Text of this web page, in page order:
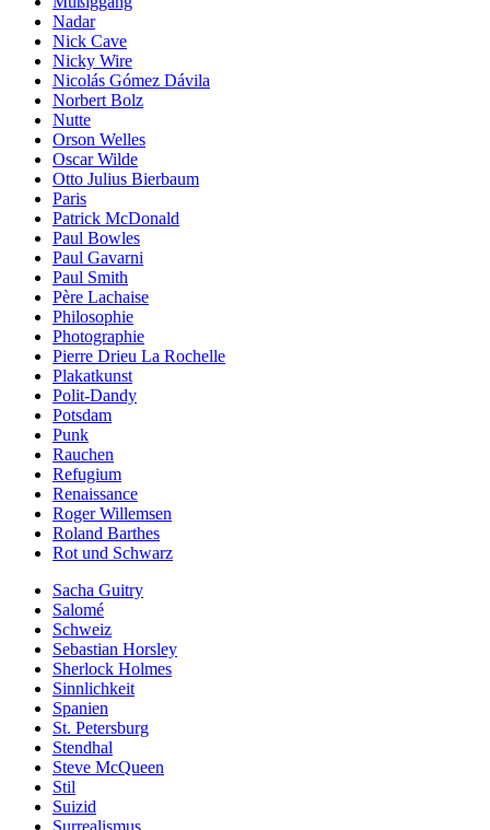
Nadar
Nick Cave
Nicky Wire
Nicolás Gómez Dávila
Norbert Bolz
Nutte
Orson Welles
Oscar Wilde
Otto Julius Bierbaum
Paris
Patrick McDonald
Paul Bowles
Paul Gavarni
Paul Smith
Père Lachaise
Philosophie
Photographie
Pierre Drieu La Rochelle
Plakatkunst
Polit-Dandy
Potsdam
Punk
Rauchen
Refugium
Renaissance
Roger Willemsen
Roland Barthes
Rot und Schwarz
Sacha Guitry
Salomé
Schweiz
Sebastian Horsley
Sherlock Holmes
Sinnlichkeit
Spanien
St. Petersburg
Stendhal
Steve McQueen
Stil
Suizid
Surrealismus